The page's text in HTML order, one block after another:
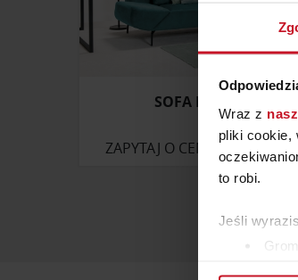
Wraz z
pliki cookie,
to robi.
Jeśli
SOFA BELLIS
ZAPYTAJ O CENĘ W SALONIE